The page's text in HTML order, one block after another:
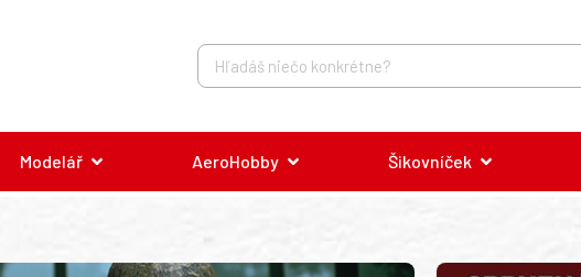
Modelář AeroHobby Šikovníček